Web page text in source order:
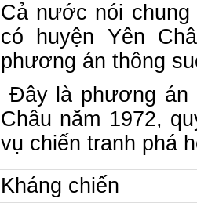
Cả nước nói
có huyện Yên
phương án thông
Đây là phương án
Châu năm 1972,
vụ chiến tranh phá
Kháng chiến